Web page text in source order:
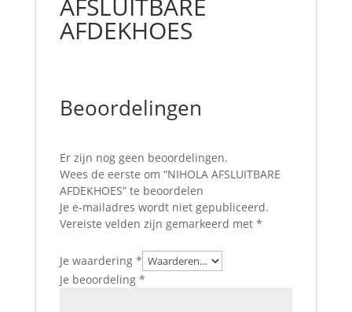
AFDEKHOES
Beoordelingen
Er zijn nog geen beoordelingen.
Wees de eerste om “NIHOLA AFSLUITBARE
AFDEKHOES” te beoordelen
Je e-mailadres wordt niet gepubliceerd.
Vereiste velden zijn gemarkeerd met *
Je waardering *
Je beoordeling *